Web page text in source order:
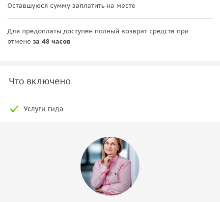
Оставшуюся сумму заплатить на месте
Для предоплаты доступен полный возврат средств при
отмене за 48 часов
Что включено
Услуги гида